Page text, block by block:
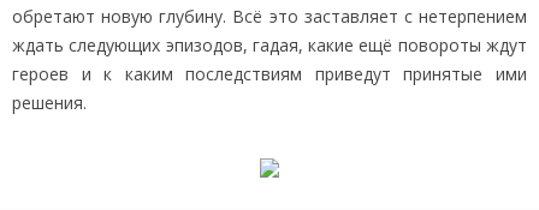
обретают новую глубину. Всё это заставляет с нетерпением
ждать следующих эпизодов, гадая, какие ещё повороты ждут
героев и к каким последствиям приведут принятые ими
решения.